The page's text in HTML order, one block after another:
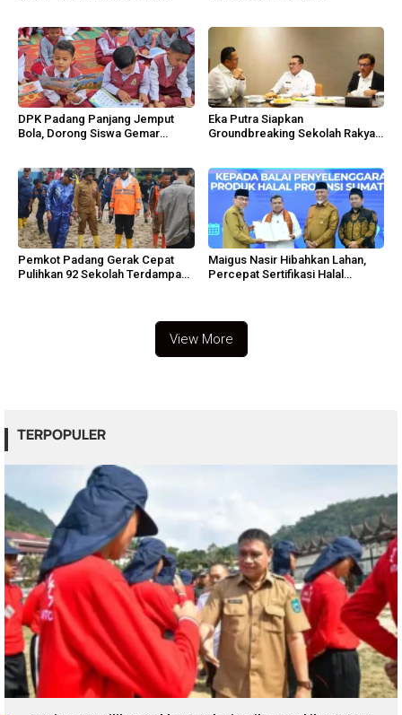
DPK Padang Panjang Jemput
Bola, Dorong Siswa Gemar
Eka Putra Siapkan
Groundbreaking Sekolah Rakyat,
Pemkot Padang Gerak Cepat
Pulihkan 92 Sekolah Terdampak
Maigus Nasir Hibahkan Lahan,
Percepat Sertifikasi Halal
View More
TERPOPULER